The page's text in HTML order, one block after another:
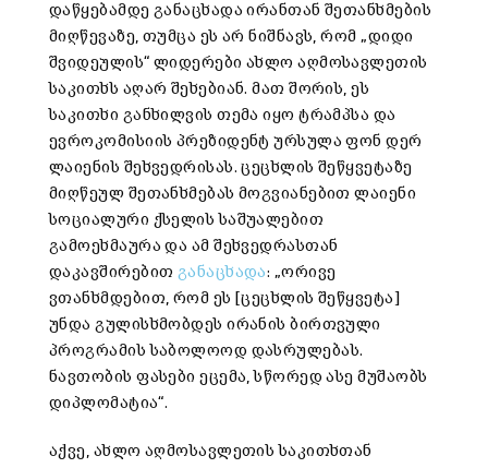
დაწყებამდე განაცხადა ირანთან შეთანხმების
მიღწევაზე, თუმცა ეს არ ნიშნავს, რომ „დიდი
შვიდეულის“ ლიდერები ახლო აღმოსავლეთის
საკითხს აღარ შეხებიან. მათ შორის, ეს
საკითხი განხილვის თემა იყო ტრამპსა და
ევროკომისიის პრეზიდენტ ურსულა ფონ დერ
ლაიენის შეხვედრისას. ცეცხლის შეწყვეტაზე
მიღწეულ შეთანხმებას მოგვიანებით ლაიენი
სოციალური ქსელის საშუალებით
გამოეხმაურა და ამ შეხვედრასთან
დაკავშირებით განაცხადა: „ორივე
ვთანხმდებით, რომ ეს [ცეცხლის შეწყვეტა]
უნდა გულისხმობდეს ირანის ბირთვული
პროგრამის საბოლოოდ დასრულებას.
ნავთობის ფასები ეცემა, სწორედ ასე მუშაობს
დიპლომატია“.
აქვე, ახლო აღმოსავლეთის საკითხთან